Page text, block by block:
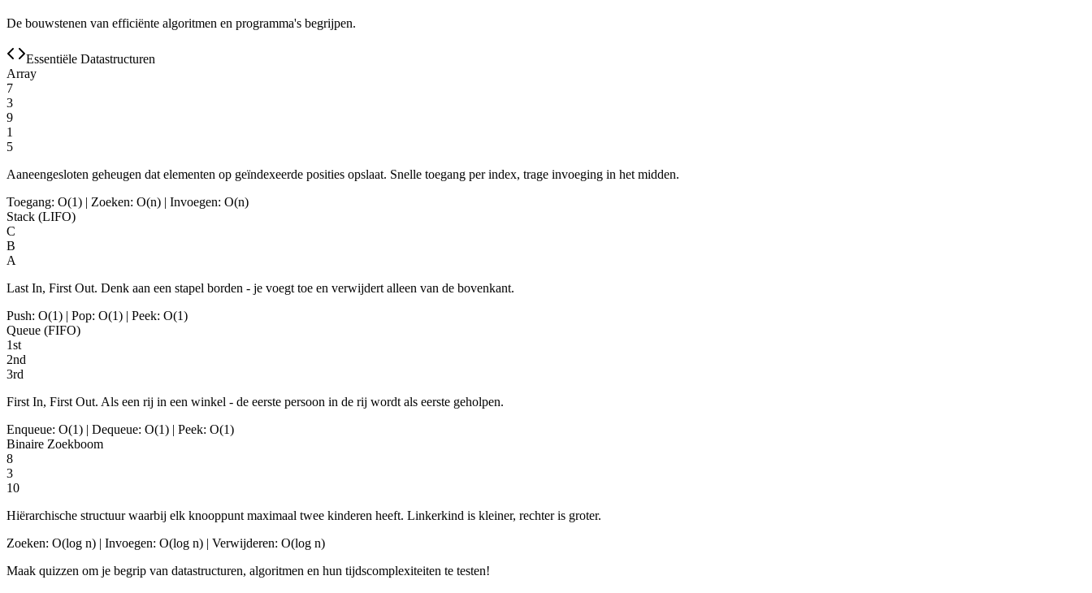
De bouwstenen van efficiënte algoritmen en programma's begrijpen.
Essentiële Datastructuren
Array
7
3
9
1
5
Aaneengesloten geheugen dat elementen op geïndexeerde posities opslaat. Snelle toegang per index, trage invoeging in het midden.
Toegang: O(1) | Zoeken: O(n) | Invoegen: O(n)
Stack (LIFO)
C
B
A
Last In, First Out. Denk aan een stapel borden - je voegt toe en verwijdert alleen van de bovenkant.
Push: O(1) | Pop: O(1) | Peek: O(1)
Queue (FIFO)
1st
2nd
3rd
First In, First Out. Als een rij in een winkel - de eerste persoon in de rij wordt als eerste geholpen.
Enqueue: O(1) | Dequeue: O(1) | Peek: O(1)
Binaire Zoekboom
8
3
10
Hiërarchische structuur waarbij elk knooppunt maximaal twee kinderen heeft. Linkerkind is kleiner, rechter is groter.
Zoeken: O(log n) | Invoegen: O(log n) | Verwijderen: O(log n)
Maak quizzen om je begrip van datastructuren, algoritmen en hun tijdscomplexiteiten te testen!